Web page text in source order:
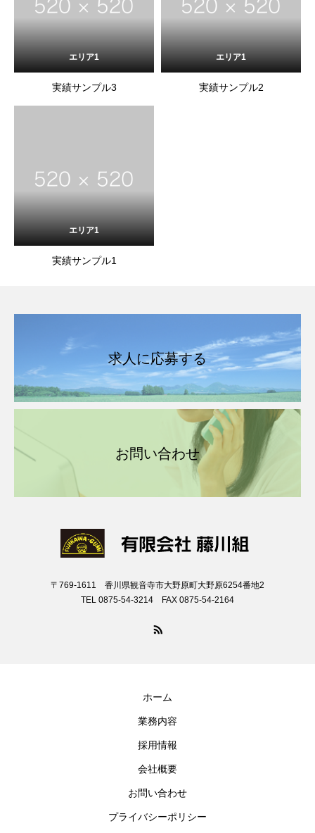
エリア1
実績サンプル3
エリア1
実績サンプル2
エリア1
実績サンプル1
求人に応募する
お問い合わせ
〒769-1611 香川県観音寺市大野原町大野原6254番地2
TEL 0875-54-3214 FAX 0875-54-2164
ホーム
業務内容
採用情報
会社概要
お問い合わせ
プライバシーポリシー